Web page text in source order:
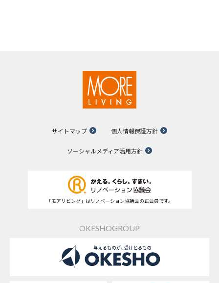
サイトマップ 個人情報保護方針
ソーシャルメディア活用方針
「モアリビング」はリノベーション協議会の正会員です。
OKESHOGROUP